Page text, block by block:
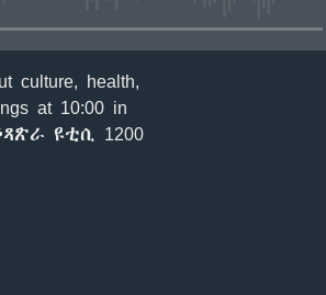
culture, health,
at 10:00 in
ዩቲሲ 1200